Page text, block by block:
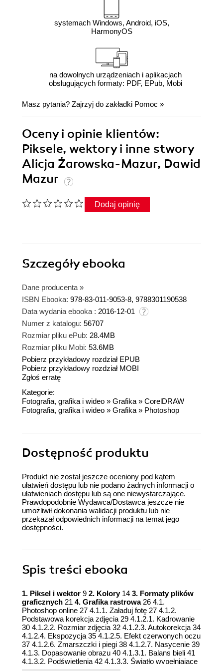
systemach Windows, Android, iOS,
HarmonyOS
na dowolnych urządzeniach i aplikacjach
obsługujących formaty: PDF, EPub, Mobi
Masz pytania? Zajrzyj do zakładki Pomoc »
Oceny i opinie klientów:
Piksele, wektory i inne stwory
Alicja Żarowska-Mazur, Dawid
Mazur
Dodaj opinię
Szczegółyebooka
Dane producenta »
ISBN Ebooka: 978-83-011-9053-8, 9788301190538
Data wydania ebooka : 2016-12-01
Numer z katalogu: 56707
Rozmiar pliku ePub: 28.4MB
Rozmiar pliku Mobi: 53.6MB
Pobierz przykładowy rozdział EPUB
Pobierz przykładowy rozdział MOBI
Zgłoś erratę
Kategorie:
Fotografia, grafika i wideo » Grafika » CorelDRAW
Fotografia, grafika i wideo » Grafika » Photoshop
Dostępność produktu
Produkt nie został jeszcze oceniony pod kątem
ułatwień dostępu lub nie podano żadnych informacji o
ułatwieniach dostępu lub są one niewystarczające.
Prawdopodobnie Wydawca/Dostawca jeszcze nie
umożliwił dokonania walidacji produktu lub nie
przekazał odpowiednich informacji na temat jego
dostępności.
Spis treści ebooka
1. Piksel i wektor 9 2. Kolory14 3. Formaty plików
graficznych 21 4. Grafika rastrowa26 4.1.
Photoshop online 27 4.1.1. Załaduj fotę 27 4.1.2.
Podstawowa korekcja zdjęcia 29 4.1.2.1. Kadrowanie
30 4.1.2.2. Rozmiar zdjęcia 32 4.1.2.3. Autokorekcja 34
4.1.2.4. Ekspozycja 35 4.1.2.5. Efekt czerwonych oczu
37 4.1.2.6. Zmarszczki i piegi 38 4.1.2.7. Nasycenie 39
4.1.3. Dopasowanie obrazu 40 4.1.3.1. Balans bieli 41
4.1.3.2. Podświetlenia 42 4.1.3.3. Światło wypełniające